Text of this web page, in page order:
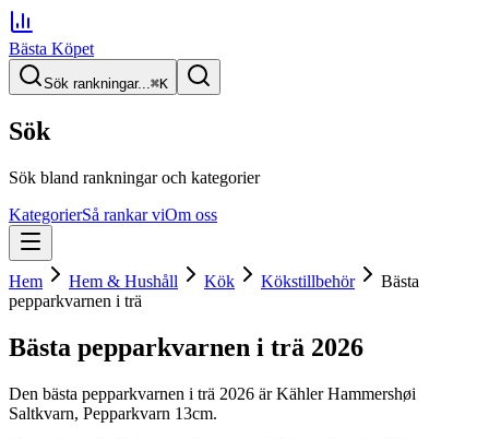
Bästa Köpet
Sök rankningar...⌘K
Sök
Sök bland rankningar och kategorier
KategorierSå rankar viOm oss
Hem Hem & Hushåll Kök Kökstillbehör
Bästa
pepparkvarnen i trä
Bästa pepparkvarnen i trä 2026
Den bästa pepparkvarnen i trä 2026 ärKähler Hammershøi
Saltkvarn, Pepparkvarn 13cm.